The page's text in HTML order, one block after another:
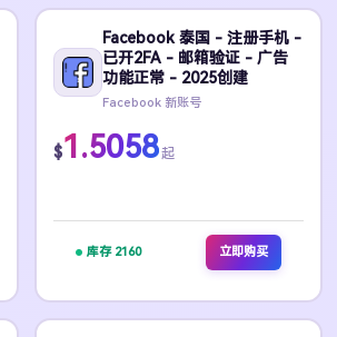
Facebook 泰国 - 注册手机 -
已开2FA - 邮箱验证 - 广告
功能正常 - 2025创建
Facebook 新账号
$1.5058起
库存 2160 立即购买